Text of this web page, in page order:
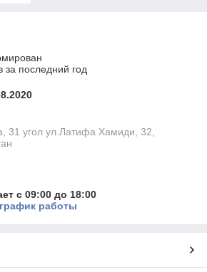
за последний год
31 угол ул.Латифа Хамиди, 32,
с 09:00 до 18:00
работы